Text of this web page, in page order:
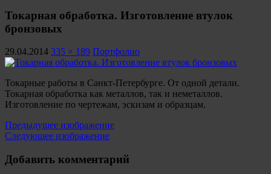
Токарная обработка. Изготовление втулок
бронзовых
29.04.2014 335 × 189 Портфолио
Токарные работы в Санкт-Петербурге. От одной детали.
Токарная обработка как металлов, так и неметаллов.
Изготовление по чертежам, эскизам и образцам.
Предыдущее изображение
Следующее изображение
Добавить комментарий